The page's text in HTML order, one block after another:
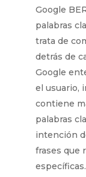
Google
palabras
trata de
detrás de
Google
el usuario,
contiene
palabras
intención
frases que
específicas.